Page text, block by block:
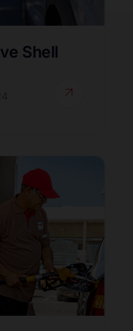
Shell